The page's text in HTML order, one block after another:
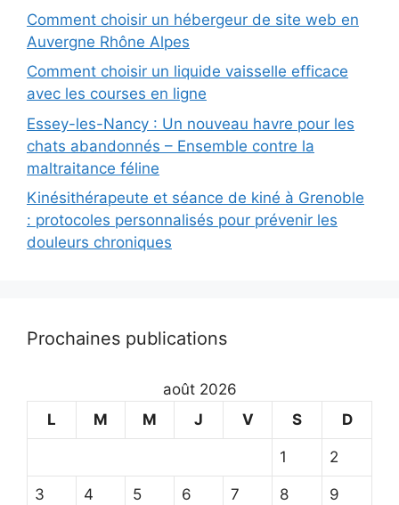
Comment choisir un hébergeur de site web en
Auvergne Rhône Alpes
Comment choisir un liquide vaisselle efficace
avec les courses en ligne
Essey-les-Nancy : Un nouveau havre pour les
chats abandonnés – Ensemble contre la
maltraitance féline
Kinésithérapeute et séance de kiné à Grenoble
: protocoles personnalisés pour prévenir les
douleurs chroniques
Prochaines publications
août 2026
L
M M J V S D
1 2
3 4 5 6 7 8 9